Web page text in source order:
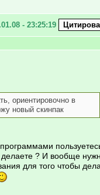
- 23:25:19
ориентировочно в
новый скинпак
? И вообще
для того чтобы